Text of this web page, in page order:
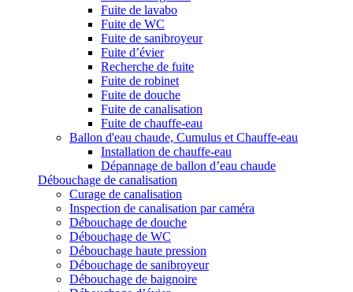
Fuite de lavabo
Fuite de WC
Fuite de sanibroyeur
Fuite d’évier
Recherche de fuite
Fuite de robinet
Fuite de douche
Fuite de canalisation
Fuite de chauffe-eau
Ballon d'eau chaude, Cumulus et Chauffe-eau
Installation de chauffe-eau
Dépannage de ballon d’eau chaude
Débouchage de canalisation
Curage de canalisation
Inspection de canalisation par caméra
Débouchage de douche
Débouchage de WC
Débouchage haute pression
Débouchage de sanibroyeur
Débouchage de baignoire